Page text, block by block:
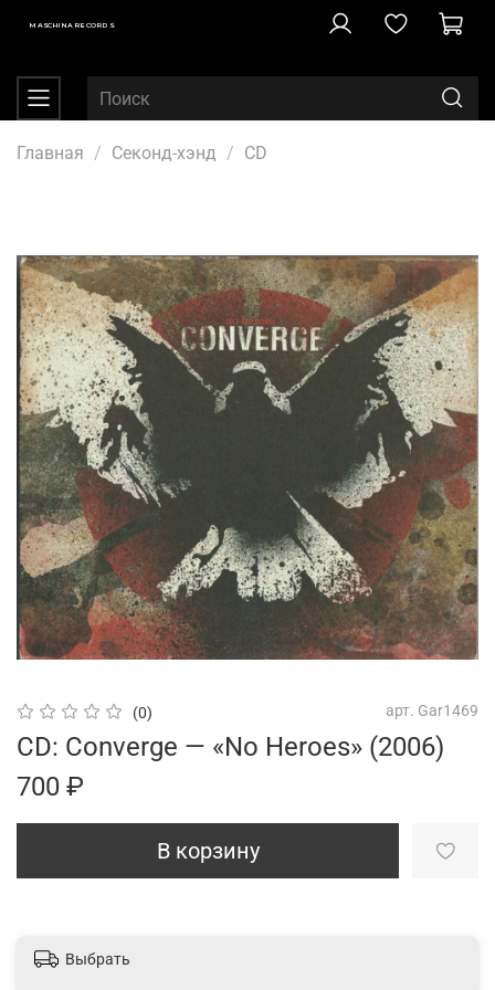
MASCHINA RECORDS
Главная Секонд-хэнд CD
(0) арт. Gar1469
CD: Converge — «No Heroes» (2006)
700 ₽
В корзину
Выбрать